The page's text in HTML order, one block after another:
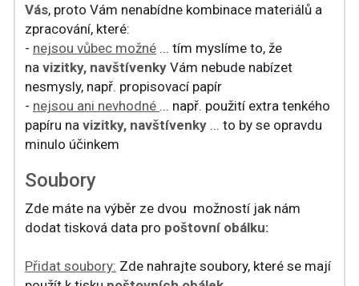
Vás, proto Vám nenabídne kombinace materiálů a
zpracování, které:
- nejsou vůbec možné ... tím myslíme to, že
na vizitky, navštívenky Vám nebude nabízet
nesmysly, např. propisovací papír
- nejsou ani nevhodné ... např. použití extra tenkého
papíru na vizitky, navštívenky ... to by se opravdu
minulo účinkem
Soubory
Zde máte na výběr ze dvou možností jak nám
dodat tisková data pro poštovní obálku:
Přidat soubory: Zde nahrajte soubory, které se mají